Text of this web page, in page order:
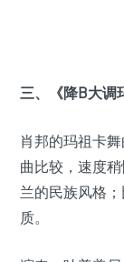
三、《降B大调
肖邦的玛祖卡
曲比较，速度
兰的民族风格
质。